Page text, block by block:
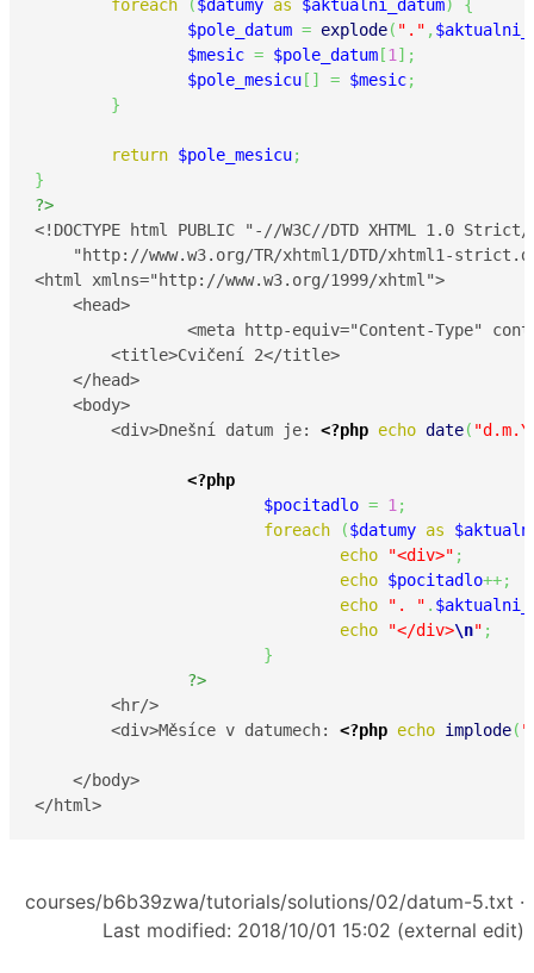
foreach
($datumy as $aktualni_datum)
{
$pole_datum = explode( "." ,
$mesic = $pole_datum [1 ] ;
$pole_mesicu [ ] = $mesic;
}
return $pole_mesicu;
}
?>
<!DOCTYPE html PUBLIC "-//W3C//DTD XHTML 1.0
"http://www.w3.org/TR/xhtml1/DTD/xhtml1-
<html xmlns="http://www.w3.org/1999/xhtml">
    <head>
        <title>Cvičení 2</title>
    </head>
    <body>
        <div>Dnešní datum je:
<?php echo date(
<?php
$pocitadlo = 1 ;
foreach
($datumy as
echo
"<div>" ;
echo $pocitadlo++;
echo
". " .
echo
"</div>\n" ;
}
?>
	<div>Měsíce v datumech:
<?php echo implode(
    </body>
</html>
courses/b6b39zwa/tutorials/solutions/02/datum-5.txt ·
Last modified: 2018/10/01 15:02 (external edit)